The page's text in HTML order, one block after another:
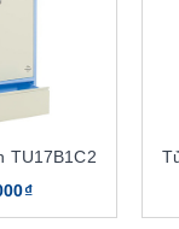
sắt, sơn tĩnh
như một số sản
hợp cho mọi
đợt, ngăn… với
có kích thước
TU17B1C2